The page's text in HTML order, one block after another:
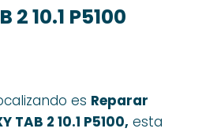
2 10.1 P5100
es Reparar
TAB 2 10.1 P5100, esta